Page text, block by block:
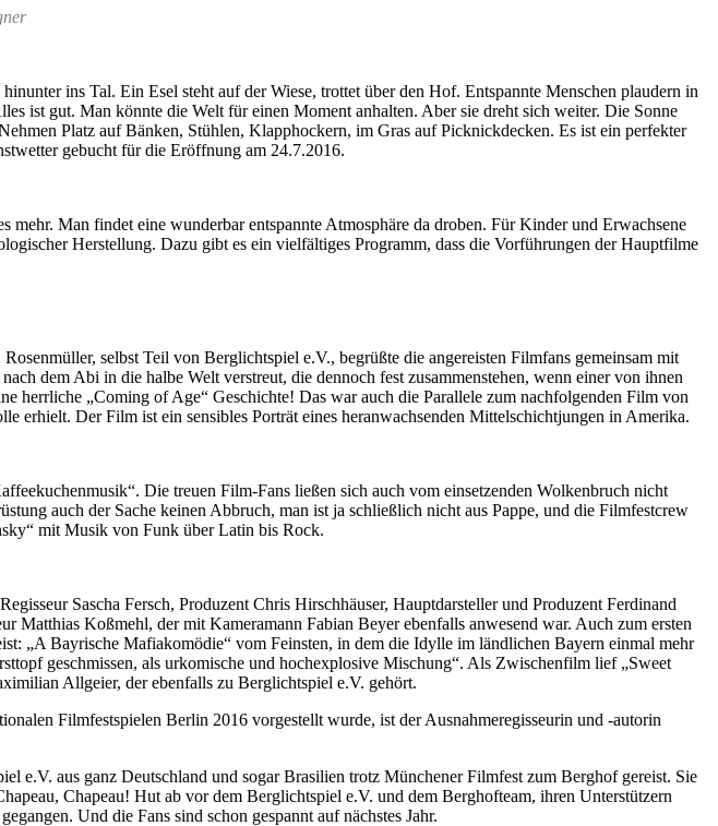
ins Tal. Ein Esel steht auf der Wiese, trottet über den Hof. Entspannte Menschen plaudern in
ist gut. Man könnte die Welt für einen Moment anhalten. Aber sie dreht sich weiter. Die Sonne
Platz auf Bänken, Stühlen, Klapphockern, im Gras auf Picknickdecken. Es ist ein perfekter
gebucht für die Eröffnung am 24.7.2016.
Man findet eine wunderbar entspannte Atmosphäre da droben. Für Kinder und Erwachsene
Herstellung. Dazu gibt es ein vielfältiges Programm, dass die Vorführungen der Hauptfilme
selbst Teil von Berglichtspiel e.V., begrüßte die angereisten Filmfans gemeinsam mit
dem Abi in die halbe Welt verstreut, die dennoch fest zusammenstehen, wenn einer von ihnen
„Coming of Age“ Geschichte! Das war auch die Parallele zum nachfolgenden Film von
erhielt. Der Film ist ein sensibles Porträt eines heranwachsenden Mittelschichtjungen in Amerika.
Die treuen Film-Fans ließen sich auch vom einsetzenden Wolkenbruch nicht
auch der Sache keinen Abbruch, man ist ja schließlich nicht aus Pappe, und die Filmfestcrew
mit Musik von Funk über Latin bis Rock.
Sascha Fersch, Produzent Chris Hirschhäuser, Hauptdarsteller und Produzent Ferdinand
Matthias Koßmehl, der mit Kameramann Fabian Beyer ebenfalls anwesend war. Auch zum ersten
„A Bayrische Mafiakomödie“ vom Feinsten, in dem die Idylle im ländlichen Bayern einmal mehr
geschmissen, als urkomische und hochexplosive Mischung“. Als Zwischenfilm lief „Sweet
Allgeier, der ebenfalls zu Berglichtspiel e.V. gehört.
Filmfestspielen Berlin 2016 vorgestellt wurde, ist der Ausnahmeregisseurin und -autorin
e.V. aus ganz Deutschland und sogar Brasilien trotz Münchener Filmfest zum Berghof gereist. Sie
Chapeau! Hut ab vor dem Berglichtspiel e.V. und dem Berghofteam, ihren Unterstützern
Und die Fans sind schon gespannt auf nächstes Jahr.